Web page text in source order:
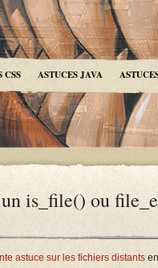
CSS ASTUCES JAVA
is_file() ou
astuce sur les fichiers distants